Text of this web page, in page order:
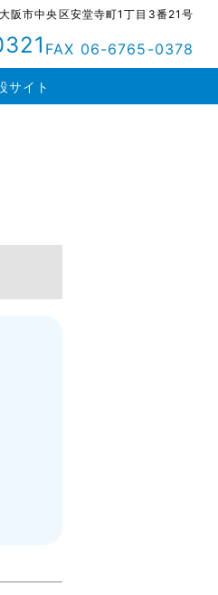
サイト
阪市中央区安堂寺町1丁目3番21号
FAX 06-6765-0378